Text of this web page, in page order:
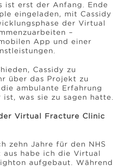
ist erst der Anfang. Ende
eingeladen, mit Cassidy
der Virtual
–
App und einer
Cassidy zu
über das Projekt zu
ambulante Erfahrung
was sie zu sagen hatte.
Virtual Fracture Clinic
zehn Jahre für den NHS
habe ich die Virtual
aufgebaut. Während
uns